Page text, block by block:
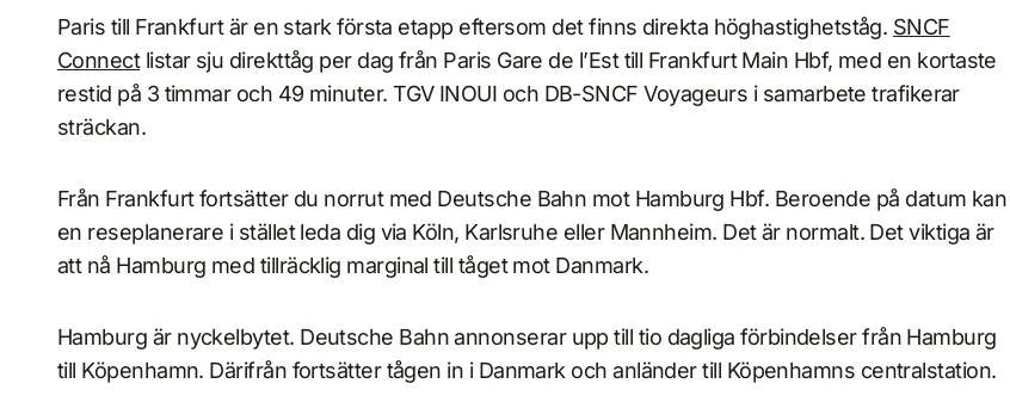
Paris till Frankfurt är en stark första etapp eftersom det finns direkta höghastighetståg. SNCF
Connectlistar sju direkttåg per dag från Paris Gare de l’Est till Frankfurt Main Hbf, med en kortaste
restid på 3 timmar och 49 minuter. TGV INOUI och DB-SNCF Voyageurs i samarbete trafikerar
sträckan.
Från Frankfurt fortsätter du norrut med Deutsche Bahn mot Hamburg Hbf. Beroende på datum kan
en reseplanerare i stället leda dig via Köln, Karlsruhe eller Mannheim. Det är normalt. Det viktiga är
att nå Hamburg med tillräcklig marginal till tåget mot Danmark.
Hamburg är nyckelbytet. Deutsche Bahn annonserar upp till tio dagliga förbindelser från Hamburg
till Köpenhamn. Därifrån fortsätter tågen in i Danmark och anländer till Köpenhamns centralstation.